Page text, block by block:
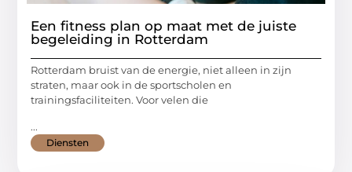
Een fitness plan op maat met de juiste
begeleiding in Rotterdam
Rotterdam bruist van de energie, niet alleen in zijn
straten, maar ook in de sportscholen en
trainingsfaciliteiten. Voor velen die
...
Diensten